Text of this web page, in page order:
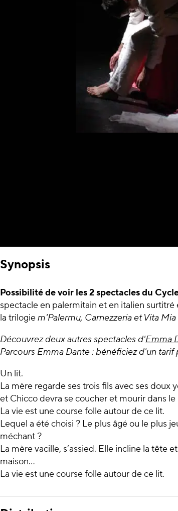
Synopsis
Possibilité de voir les 2 spectacles du
spectacle en palermitain et en italien surtitré
la trilogiem'Palermu, Carnezzeria et Vita Mia
Découvrez deux autres spectacles d'Emma
Parcours Emma Dante : bénéficiez d'un tarif
Un lit.
La mère regarde ses trois fils avec ses doux
et Chicco devra se coucher et mourir dans le
La vie est une course folle autour de ce lit.
Lequel a été choisi ? Le plus âgé ou le plus
méchant ?
La mère vacille, s’assied. Elle incline la tête
maison…
La vie est une course folle autour de ce lit.